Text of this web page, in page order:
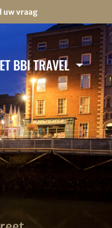
uw vraag
BBI TRAVEL